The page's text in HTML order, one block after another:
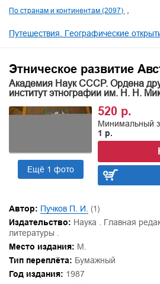
По странам и континентам (2097)
Путешествия. Географические
Этническое развитие
Академия Наук СССР. Ордена
институт этнографии им. Н. Н.
Ещё 1 фото
520 р.
Минимальный
1 р.
Автор: Пучков П. И. (1)
Издательство: Наука . Главная
литературы .
Место издания: M.
Тип переплёта: Бумажный
Год издания: 1987